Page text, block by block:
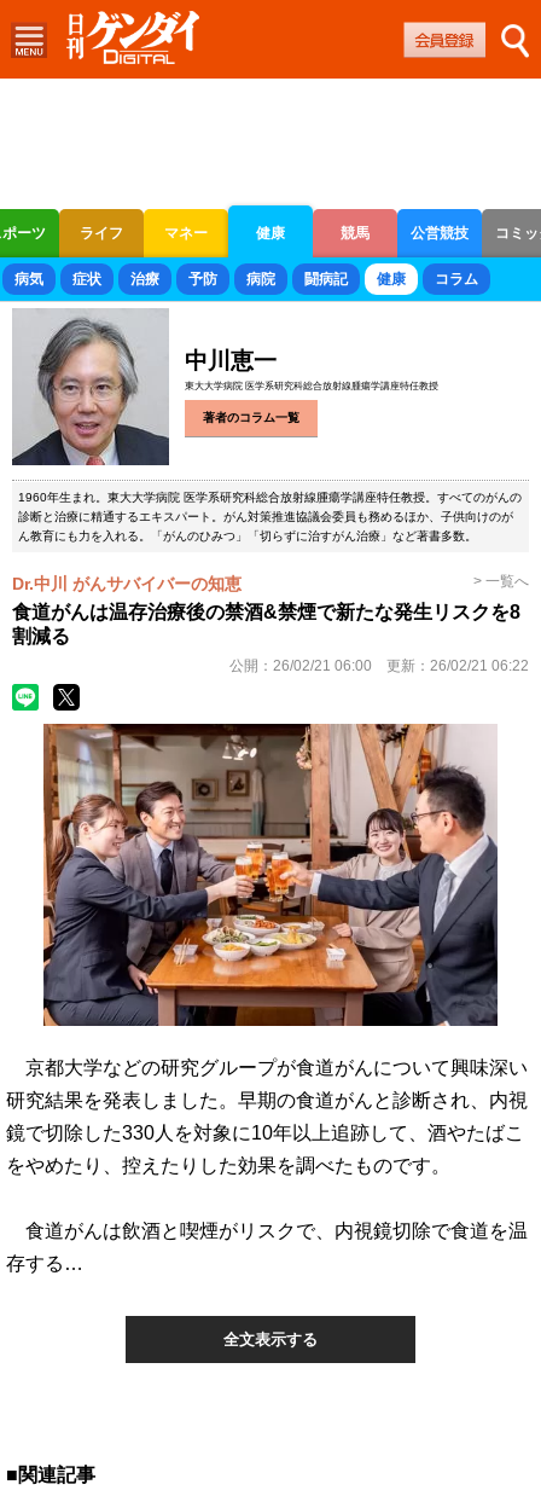
ーツ ライフ マネー 健康 競馬 公営競技 コミ
ボートレース 競輪 オートレース
病気 症状 治療 予防 病院 闘病記 健康 コラム
中川恵一
東大大学病院 医学系研究科総合放射線腫瘍学講座特任教授
著者のコラム一覧
1960年生まれ。東大大学病院 医学系研究科総合放射線腫瘍学講座特任教授。すべてのがんの
診断と治療に精通するエキスパート。がん対策推進協議会委員も務めるほか、子供向けのが
ん教育にも力を入れる。「がんのひみつ」「切らずに治すがん治療」など著書多数。
Dr.中川 がんサバイバーの知恵 > 一覧へ
食道がんは温存治療後の禁酒&禁煙で新たな発生リスクを8
割減る
公開： 26/02/21 06:00 更新： 26/02/21 06:22
京都大学などの研究グループが食道がんについて興味深い
研究結果を発表しました。早期の食道がんと診断され、内視
鏡で切除した330人を対象に10年以上追跡して、酒やたばこ
をやめたり、控えたりした効果を調べたものです。
食道がんは飲酒と喫煙がリスクで、内視鏡切除で食道を温
存する…
全文表示する
■関連記事